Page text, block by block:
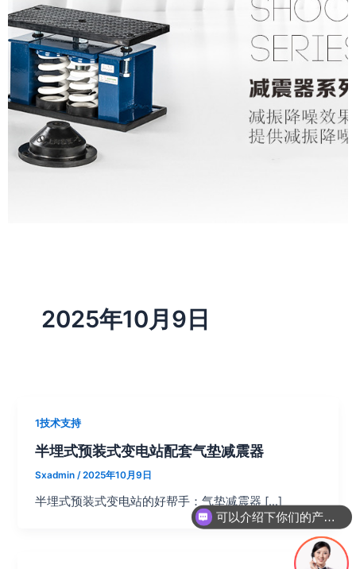
2025年10月9日
1技术支持
半埋式预装式变电站配套气垫减震器
Sxadmin/2025年10月9日
半埋式预装式变电站的好帮手：气垫减震器 […]
可以介绍下你们的产品么？
你们是怎么收费的呢？